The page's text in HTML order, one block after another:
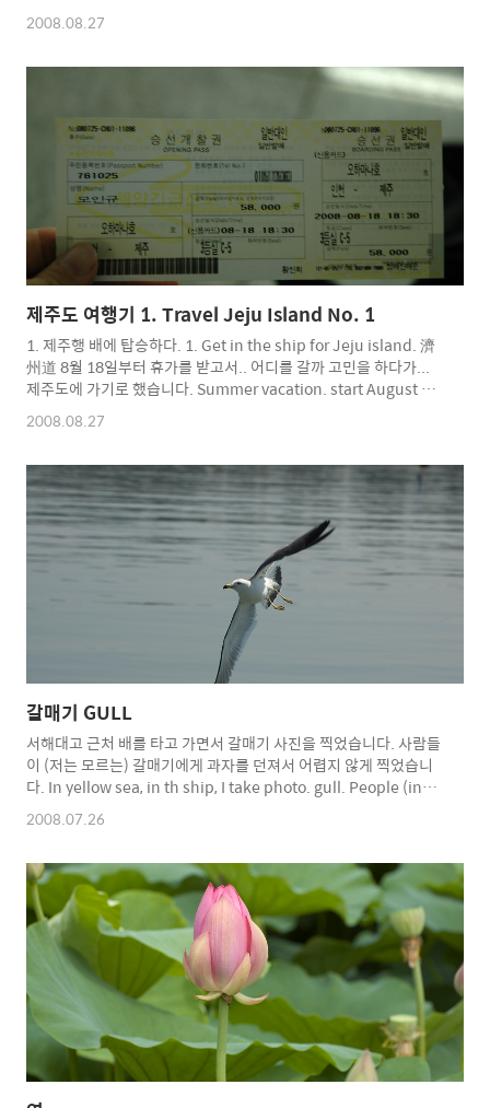
하나로 아침 떼우고, 세면 하고 짐 챙기고 하선 준비합니다. I go
duck and seeing see, Eat cup noodle by breakfast in ship,
도착 예정이었는데, 풍랑주의보 때문에 시간이 약간 지체되어 9시
에 제주항에 도착했습니다. 하선 장면은 카메라를 가방에서 꺼내기
가 귀찮아서 Pass. Arriving Jeju harbor f..
2008.08.27
제주도 여행기 1. Travel Jeju Island No. 1
1. 제주행 배에 탑승하다. 1. Get in the ship for Jeju island. 濟
州道 8월 18일부터 휴가를 받고서.. 어디를 갈까 고민을 하다가...
제주도에 가기로 했습니다. Summer vacation. start August 18,
I think "where I go?' and decide I go to jeju island. 친구와
시간이 맞지 않아 혼자... My time and friend fime is different ,
삼천냥) 인터넷 포털 검색해서 스쿠터렌탈 예약 했습니다. 검색하
니 스쿠터, 자전거 렌탈 업체가 많더라구요. 가격, 기종은 다음 편에
기재하겠습니다. First, I buy Je..
2008.08.27
갈매기 GULL
서해대고 근처 배를 타고 가면서 갈매기 사진을 찍었습니다. 사람들
이 (저는 모르는) 갈매기에게 과자를 던져서 어렵지 않게 찍었습니
다. In yellow sea, in th ship, I take photo. gull. People (in
the ship, who I don't know) give snack to gull, so not
difficult to take photo. 1 2 3 4 5 나 과자좀 줘! Give me the
eat snack 찍다보니 뒤에 있는 갈매기에 촛점이... Focus did
back gull 7 나도 과자좀 먹어야겠는데... I want to eat snack
too. 8 左 아싸, 과자..
2008.07.26